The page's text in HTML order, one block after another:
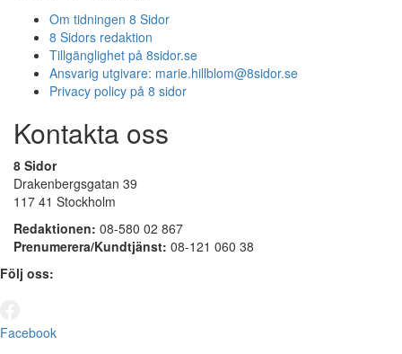
Om tidningen 8 Sidor
8 Sidors redaktion
Tillgänglighet på 8sidor.se
Ansvarig utgivare: marie.hillblom@8sidor.se
Privacy policy på 8 sidor
Kontakta oss
8 Sidor
Drakenbergsgatan 39
117 41 Stockholm
Redaktionen: 08-580 02 867
Prenumerera/Kundtjänst: 08-121 060 38
Följ oss:
Facebook